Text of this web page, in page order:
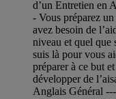
d’un Entretien en
- Vous préparez
avez besoin de
niveau et quel que
suis là pour vous
préparer à ce but
développer de
Anglais Général